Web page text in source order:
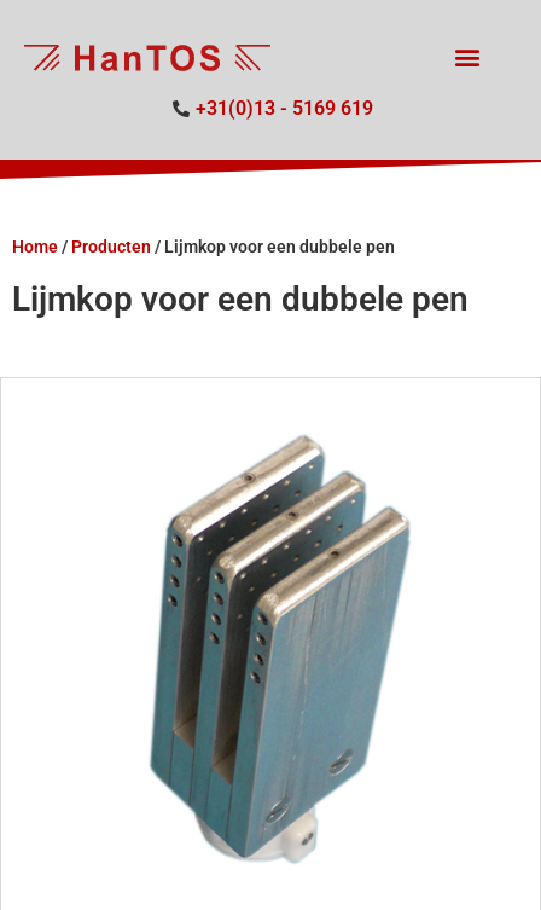
+31(0)13 - 5169 619
Home/ Producten / Lijmkop voor een dubbele pen
Lijmkop voor een dubbele pen